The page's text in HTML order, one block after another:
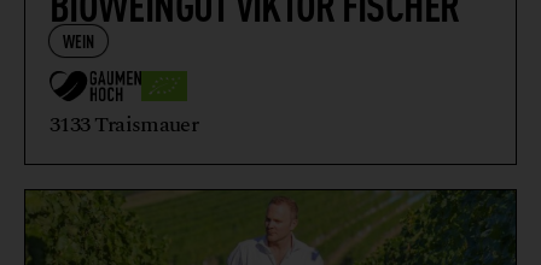
WEIN
3133 Traismauer